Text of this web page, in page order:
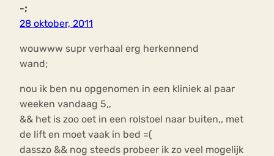
-;
28 oktober, 2011
wouwww supr verhaal erg herkennend
wand;
nou ik ben nu opgenomen in een kliniek al paar
weeken vandaag 5,,
&& het is zoo oet in een rolstoel naar buiten,, met
de lift en moet vaak in bed =(
dasszo && nog steeds probeer ik zo veel mogelijk